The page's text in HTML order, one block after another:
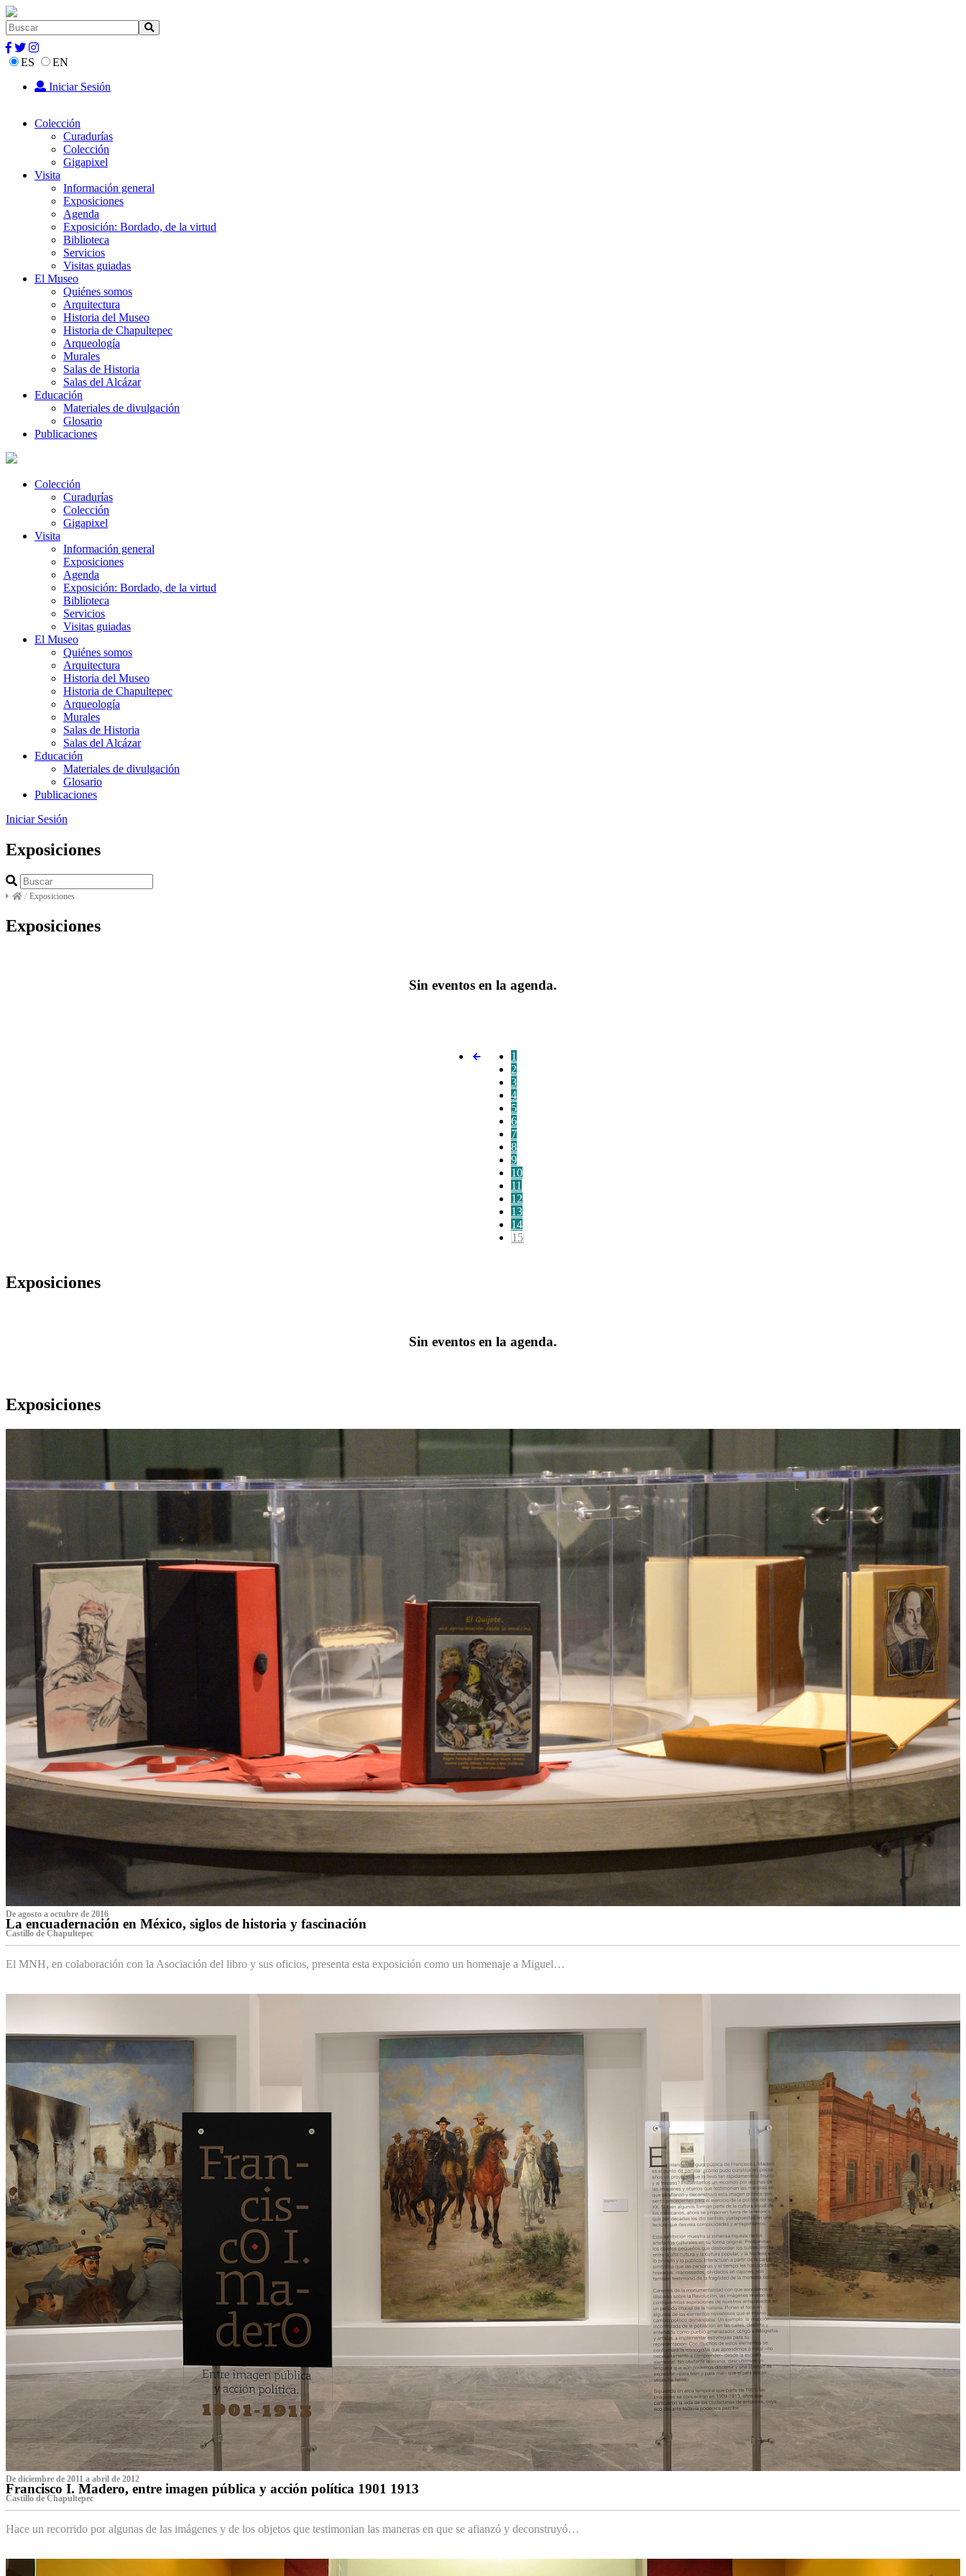
ES
EN
Iniciar Sesión
Colección
Curadurías
Colección
Gigapixel
Visita
Información general
Exposiciones
Agenda
Exposición: Bordado, de la virtud
Biblioteca
Servicios
Visitas guiadas
El Museo
Quiénes somos
Arquitectura
Historia del Museo
Historia de Chapultepec
Arqueología
Murales
Salas de Historia
Salas del Alcázar
Educación
Materiales de divulgación
Glosario
Publicaciones
Colección
Curadurías
Colección
Gigapixel
Visita
Información general
Exposiciones
Agenda
Exposición: Bordado, de la virtud
Biblioteca
Servicios
Visitas guiadas
El Museo
Quiénes somos
Arquitectura
Historia del Museo
Historia de Chapultepec
Arqueología
Murales
Salas de Historia
Salas del Alcázar
Educación
Materiales de divulgación
Glosario
Publicaciones
Iniciar Sesión
Exposiciones
/ Exposiciones
Exposiciones
Sin eventos en la agenda.
1
2
3
4
5
6
7
8
9
10
11
12
13
14
15
Exposiciones
Sin eventos en la agenda.
Exposiciones
De agosto a octubre de 2016
La encuadernación en México, siglos de historia y fascinación
Castillo de Chapultepec
El MNH, en colaboración con la Asociación del libro y sus oficios, presenta esta exposición como un homenaje a Miguel…
De diciembre de 2011 a abril de 2012
Francisco I. Madero, entre imagen pública y acción política 1901 1913
Castillo de Chapultepec
Hace un recorrido por algunas de las imágenes y de los objetos que testimonian las maneras en que se afianzó y deconstruyó…